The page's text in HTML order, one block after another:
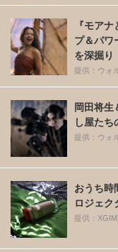
『モア
プ＆パワ
を深掘り
提供：ウォ
岡田将生
し屋たち
提供：ウォ
おうち時
ロジェク
提供：XGIMI